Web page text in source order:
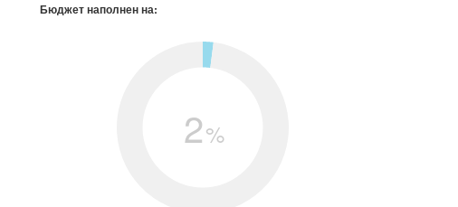
Бюджет наполнен на:
2%